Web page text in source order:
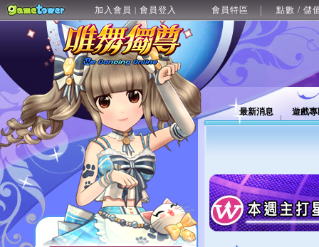
加入會員 | 會員登入 會員特區 點數 / 儲
最新消息 遊戲